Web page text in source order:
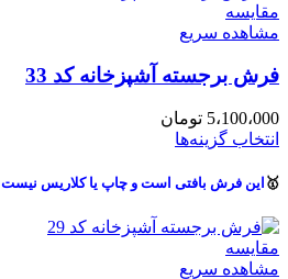
مقایسه
مشاهده سریع
فرش برجسته آشپزخانه کد 33
5،100،000 تومان
انتخاب گزینه‌ها
🥇 این فرش بافتی است و چاپ یا کلاریس نیست
مقایسه
مشاهده سریع